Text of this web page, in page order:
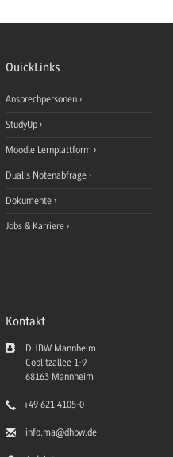
QuickLinks
Ansprechpersonen
StudyUp
Moodle Lernplattform
Dualis Notenabfrage
Dokumente
Jobs & Karriere
Kontakt
DHBW Mannheim
Coblitzallee 1-9
68163 Mannheim
+49 621 4105-0
info.ma@dhbw.de